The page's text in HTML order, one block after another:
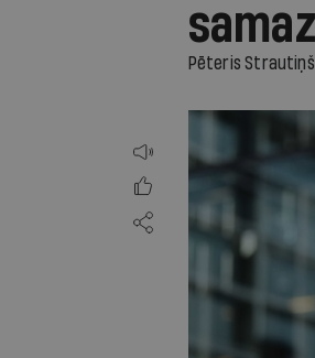
Pēteris Strautiņš